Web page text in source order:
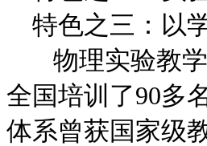
特色之三：以
物理实验教
全国培训了90多
体系曾获国家级